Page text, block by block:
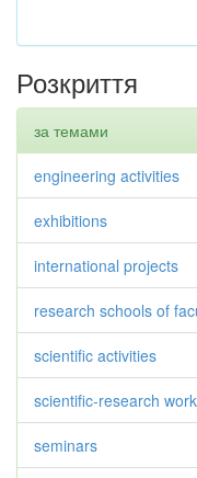
Розкриття
за темами
engineering activities
exhibitions
international projects
research schools of
scientific activities
scientific-research
seminars